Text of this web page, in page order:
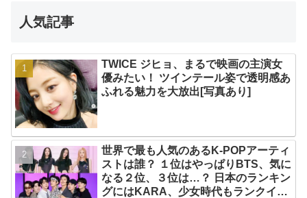
人気記事
TWICE ジヒョ、まるで映画の主演女
優みたい！ ツインテール姿で透明感あ
ふれる魅力を大放出[写真あり]
世界で最も人気のあるK-POPアーティ
ストは誰？ １位はやっぱりBTS、気に
なる２位、３位は…？ 日本のランキン
グにはKARA、少女時代もランクイ